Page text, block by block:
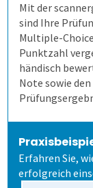
ILIAS
Kontakt
Kontakt
Anfahrt
Mit der
sind Ihre
Multiple-
Punktzahl
händisch
Note sowie
Erfahren Sie,
erfolgreich